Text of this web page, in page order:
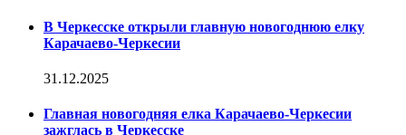
В Черкесске открыли главную новогоднюю елку
Карачаево-Черкесии
31.12.2025
Главная новогодняя елка Карачаево-Черкесии
зажглась в Черкесске